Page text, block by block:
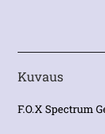
Kuvaus
F.O.X Spectrum